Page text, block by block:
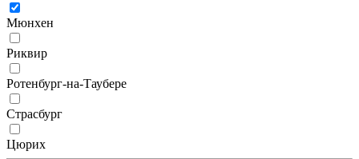
Мюнхен
Риквир
Ротенбург-на-Таубере
Страсбург
Цюрих